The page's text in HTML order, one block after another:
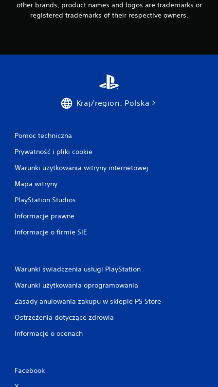
other brands, product names and logos are trademarks or
registered trademarks of their respective owners.
Kraj/region: Polska
Pomoc techniczna
Prywatność i pliki cookie
Warunki użytkowania witryny internetowej
Mapa witryny
PlayStation Studios
Informacje prawne
Informacje o firmie SIE
Warunki świadczenia usługi PlayStation
Warunki użytkowania oprogramowania
Zasady anulowania zakupu w sklepie PS Store
Ostrzeżenia dotyczące zdrowia
Informacje o ocenach
Facebook